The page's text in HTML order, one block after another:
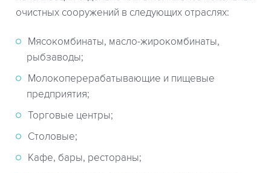
очистных сооружений в cледующих отраслях:
Мясокомбинаты, масло-жирокомбинаты,
рыбзаводы;
Молокоперерабатывающие и пищевые
предприятия;
Торговые центры;
Столовые;
Кафе, бары, рестораны;